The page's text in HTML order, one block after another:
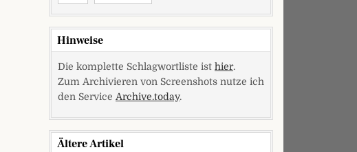
Hinweise
Die komplette Schlagwortliste ist hier.
Zum Archivieren von Screenshots nutze ich
den Service Archive.today.
Ältere Artikel